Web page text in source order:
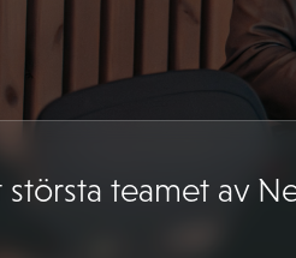
största teamet av